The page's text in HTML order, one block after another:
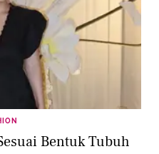
Bentuk Tubuh